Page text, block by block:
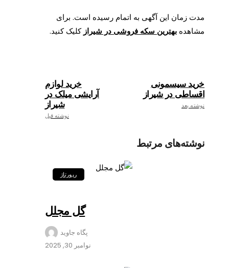
مدت زمان این آگهی به اتمام رسیده است. برای
مشاهدهبهترین سکه فروشی در شیرازکلیک کنید.
خرید لوازم
آرایشی میلک در
شیراز
نوشته قبل
خرید سیسمونی
اقساطی در شیراز
نوشته بعد
نوشته‌های مرتبط
رپورتاژ
گل مجلل
پگاه جاوید
نوامبر 30, 2025